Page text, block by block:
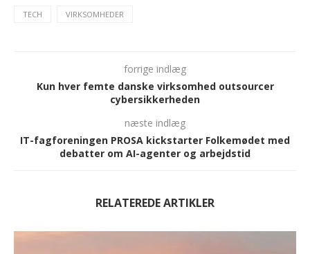
TECH VIRKSOMHEDER
forrige indlæg
Kun hver femte danske virksomhed outsourcer
cybersikkerheden
næste indlæg
IT-fagforeningen PROSA kickstarter Folkemødet med
debatter om AI-agenter og arbejdstid
RELATEREDE ARTIKLER